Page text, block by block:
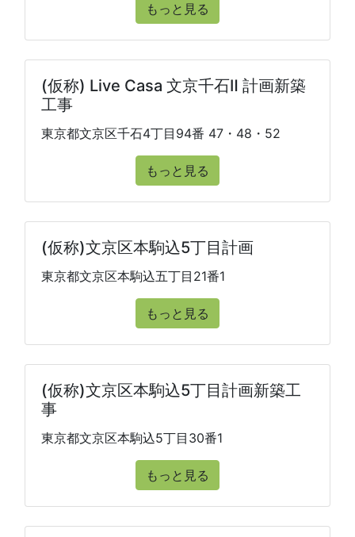
もっと見る
(仮称) Live Casa 文京千石Ⅱ 計画新築
工事
東京都文京区千石4丁目94番 47・48・52
もっと見る
(仮称)文京区本駒込5丁目計画
東京都文京区本駒込五丁目21番1
もっと見る
(仮称)文京区本駒込5丁目計画新築工
事
東京都文京区本駒込5丁目30番1
もっと見る